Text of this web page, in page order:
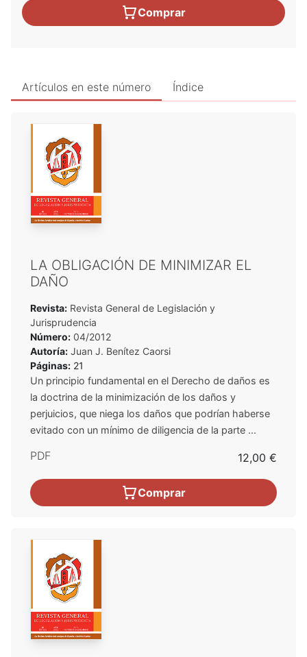
Comprar
Artículos en este número Índice
LA OBLIGACIÓN DE MINIMIZAR EL
DAÑO
Revista: Revista General de Legislación y
Jurisprudencia
Número: 04/2012
Autoría: Juan J. Benítez Caorsi
Páginas: 21
Un principio fundamental en el Derecho de daños es
la doctrina de la minimización de los daños y
perjuicios, que niega los daños que podrían haberse
evitado con un mínimo de diligencia de la parte ...
PDF 12,00 €
Comprar